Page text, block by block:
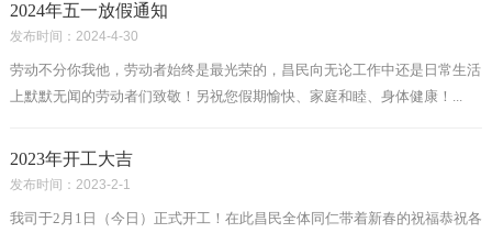
2024年五一放假通知
发布时间：2024-4-30
劳动不分你我他，劳动者始终是最光荣的，昌民向无论工作中还是日常生活
上默默无闻的劳动者们致敬！另祝您假期愉快、家庭和睦、身体健康！...
2023年开工大吉
发布时间：2023-2-1
我司于2月1日（今日）正式开工！在此昌民全体同仁带着新春的祝福恭祝各